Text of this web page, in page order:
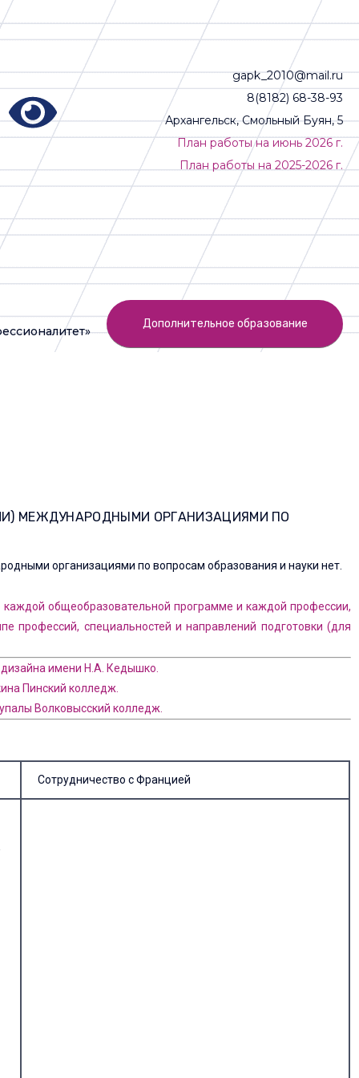
gapk_2010@mail.ru
8(8182) 68-38-93
Архангельск, Смольный Буян, 5
План работы на июнь 2026 г.
План работы на 2025-2026 г.
Дополнительное образование
МЕЖДУНАРОДНЫМИ ОРГАНИЗАЦИЯМИ ПО
организациями по вопросам образования и науки нет.
общеобразовательной программе и каждой профессии,
профессий, специальностей и направлений подготовки (для
имени Н.А. Кедышко.
Пинский колледж.
Волковысский колледж.
Сотрудничество с Францией